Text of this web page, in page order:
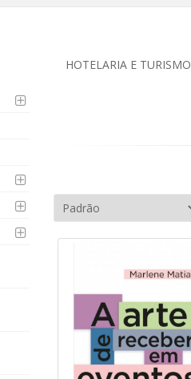
HOTELARIA E TURISMO